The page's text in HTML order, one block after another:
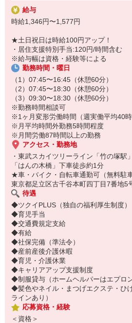
ら喜んでいただけるだろう」他職種で連
していきます。感謝の言葉を直接いただ
いくことができます。日勤のみで働け介
給与
時給1,346円〜1,577円
★土日祝日は時給100円アップ！
・居住支援特別手当:120円/時間含む
※給与幅は資格・経験等による
勤務時間・曜日
（1）07:45〜16:45（休憩60分）
（2）07:45〜18:30（休憩60分）
（3）09:30〜18:30（休憩60分）
※勤務時間相談可
※1ヶ月変形労働時間（週実働平均40時
※月平均時間外勤務5時間程度
※月間労働87時間以上の勤務
アクセス・勤務地
・東武スカイツリーライン「竹の塚駅
「はんの木橋」下車徒歩約1分
★車・バイク・自転車通勤可（無料駐
東京都足立区古千谷本町四丁目7番地5
待遇
◆ツクイPLUS（独自の福利厚生制度）
◆育児手当
◆交通費規定支給
◆有給
◆社保完備（準法令）
◆産前産後介護休暇
◆育児・介護休業
◆キャリアアップ支援制度
◆制服貸与（ホームヘルパーはエプロン
◆髪色やネイル・まつげエクステ・ひ
ラインあり）
応募資格・経験
＜資格＞